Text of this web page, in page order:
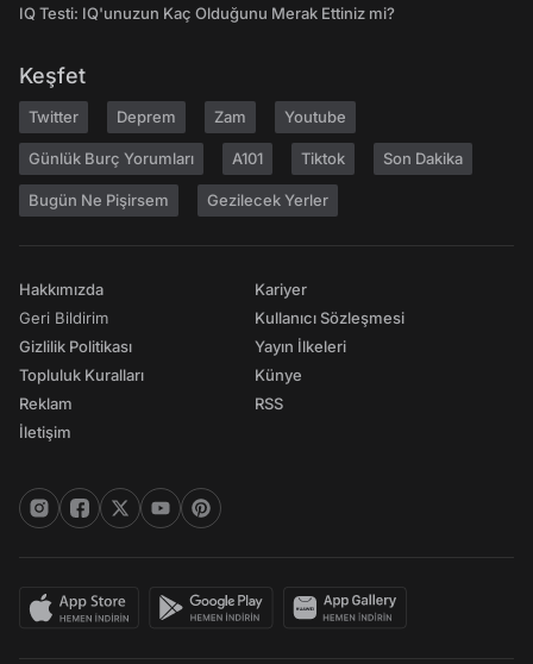
IQ Testi: IQ'unuzun Kaç Olduğunu Merak Ettiniz mi?
Keşfet
Twitter Deprem Zam Youtube
Günlük Burç Yorumları A101 Tiktok Son Dakika
Bugün Ne Pişirsem Gezilecek Yerler
Hakkımızda
Geri Bildirim
Gizlilik Politikası
Topluluk Kuralları
Reklam
İletişim
Kariyer
Kullanıcı Sözleşmesi
Yayın İlkeleri
Künye
RSS